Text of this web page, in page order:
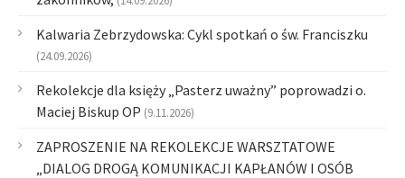
Kalwaria Zebrzydowska: Cykl spotkań o św. Franciszku
(24.09.2026)
Rekolekcje dla księży „Pasterz uważny” poprowadzi o.
Maciej Biskup OP (9.11.2026)
ZAPROSZENIE NA REKOLEKCJE WARSZTATOWE
„DIALOG DROGĄ KOMUNIKACJI KAPŁANÓW I OSÓB